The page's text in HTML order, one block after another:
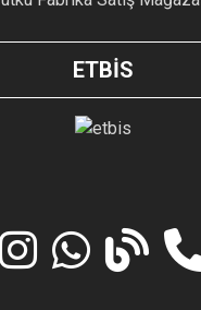
ETBİS